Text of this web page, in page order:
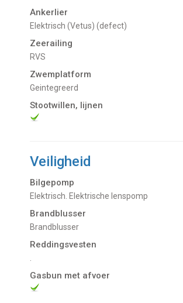
Ankerlier
Elektrisch (Vetus) (defect)
Zeerailing
RVS
Zwemplatform
Geintegreerd
Stootwillen, lijnen
Veiligheid
Bilgepomp
Elektrisch. Elektrische lenspomp
Brandblusser
Brandblusser
Reddingsvesten
Gasbun met afvoer